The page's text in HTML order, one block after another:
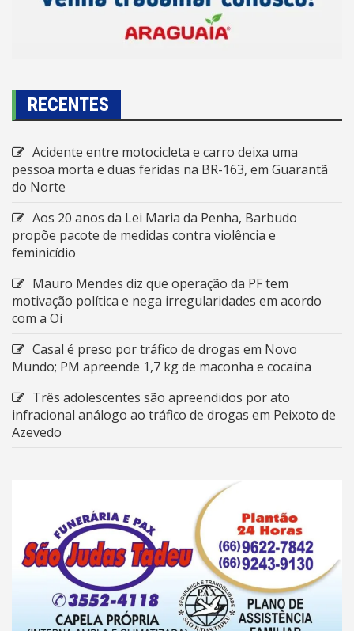
RECENTES
Acidente entre motocicleta e carro deixa uma
pessoa morta e duas feridas na BR-163, em Guarantã
do Norte
Aos 20 anos da Lei Maria da Penha, Barbudo
propõe pacote de medidas contra violência e
feminicídio
Mauro Mendes diz que operação da PF tem
motivação política e nega irregularidades em acordo
com a Oi
Casal é preso por tráfico de drogas em Novo
Mundo; PM apreende 1,7 kg de maconha e cocaína
Três adolescentes são apreendidos por ato
infracional análogo ao tráfico de drogas em Peixoto de
Azevedo